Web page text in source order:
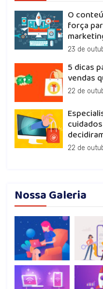
O
força
23 de
5 dicas
vendas
22 de
22 de
Nossa Galeria